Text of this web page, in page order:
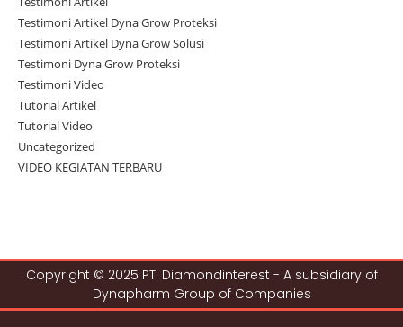
Testimoni Artikel Dyna Grow Proteksi
Testimoni Artikel Dyna Grow Solusi
Testimoni Dyna Grow Proteksi
Testimoni Video
Tutorial Artikel
Tutorial Video
Uncategorized
VIDEO KEGIATAN TERBARU
Copyright © 2025 PT. Diamondinterest - A subsidiary of
Dynapharm Group of Companies